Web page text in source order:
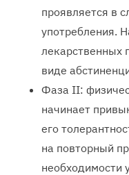
проявляется в
употребления.
лекарственных
виде
Фаза II:
начинает
его
на повторный
необходимости